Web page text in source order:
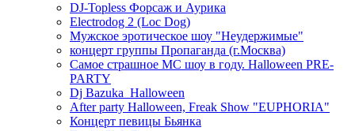
DJ-Topless Форсаж и Аурика
Electrodog 2 (Loc Dog)
Мужское эротическое шоу "Неудержимые"
концерт группы Пропаганда (г.Москва)
Самое страшное МС шоу в году. Halloween PRE-
PARTY
Dj Bazuka_Halloween
After party Halloween, Freak Show "EUPHORIA"
Концерт певицы Бьянка